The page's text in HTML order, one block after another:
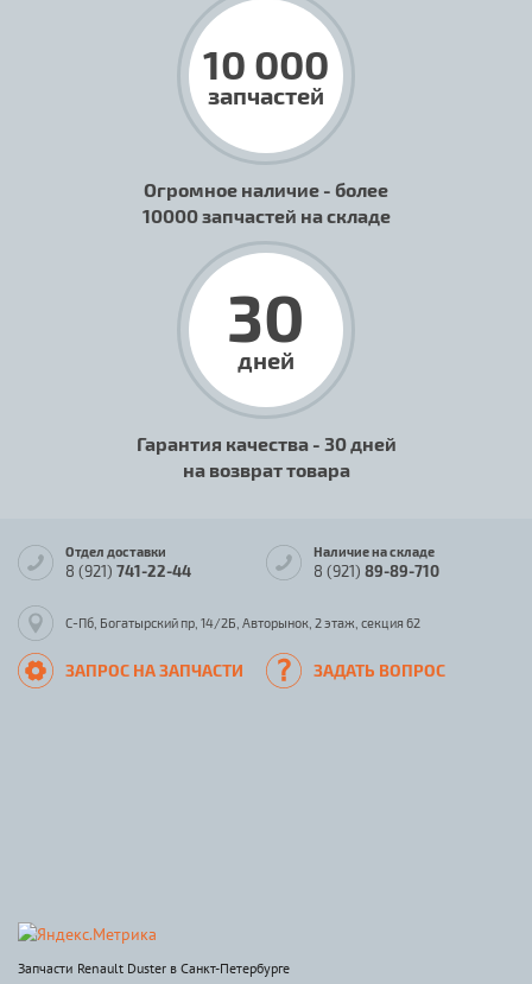
10 000
запчастей
Огромное наличие - более
10000 запчастей на складе
30
дней
Гарантия качества - 30 дней
на возврат товара
Отдел доставки
8 (921) 741-22-44
Наличие на складе
8 (921) 89-89-710
С-Пб, Богатырский пр, 14/2Б, Авторынок, 2 этаж, секция 62
ЗАПРОС НА ЗАПЧАСТИ ЗАДАТЬ ВОПРОС
Запчасти Renault Duster в Санкт-Петербурге